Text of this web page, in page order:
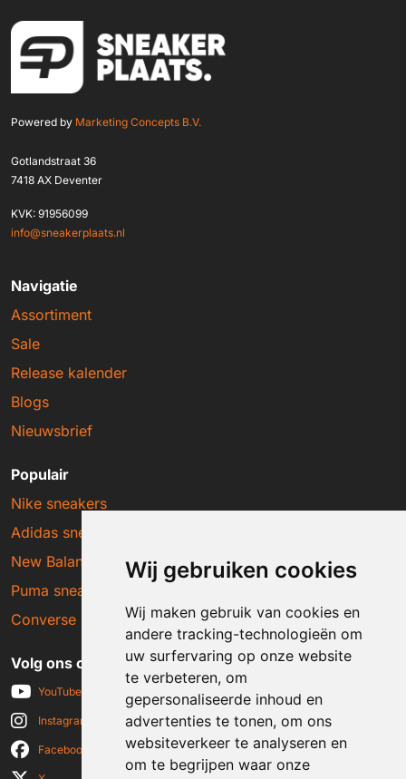
Wij gebruiken cookies
Wij maken gebruik van cookies en
andere tracking-technologieën om
uw surfervaring op onze website
te verbeteren, om
gepersonaliseerde inhoud en
advertenties te tonen, om ons
websiteverkeer te analyseren en
om te begrijpen waar onze
Powered by Marketing Concepts B.V.
Gotlandstraat 36
7418 AX Deventer
KVK: 91956099
info@sneakerplaats.nl
Navigatie
Assortiment
Sale
Release kalender
Blogs
Nieuwsbrief
Populair
Nike sneakers
Adidas sneakers
New Balance sneakers
Puma sneakers
Converse sneakers
Volg ons op social media
YouTube
Instagram
Facebook